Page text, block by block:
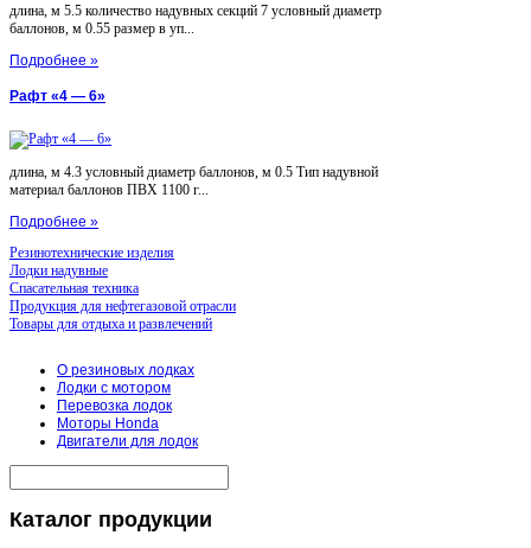
длина, м 5.5 количество надувных секций 7 условный диаметр
баллонов, м 0.55 размер в уп...
Подробнее »
Рафт «4 — 6»
длина, м 4.3 условный диаметр баллонов, м 0.5 Тип надувной
материал баллонов ПВХ 1100 г...
Подробнее »
Резинотехнические изделия
Лодки надувные
Спасательная техника
Продукция для нефтегазовой отрасли
Товары для отдыха и развлечений
О резиновых лодках
Лодки с мотором
Перевозка лодок
Моторы Honda
Двигатели для лодок
Каталог продукции